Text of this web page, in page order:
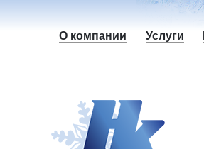
О компании Услуги